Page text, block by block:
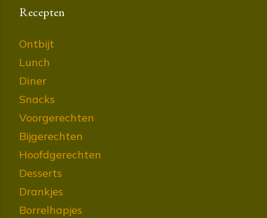
Recepten
Ontbijt
Lunch
Diner
Snacks
Voorgerechten
Bijgerechten
Hoofdgerechten
Desserts
Drankjes
Borrelhapjes